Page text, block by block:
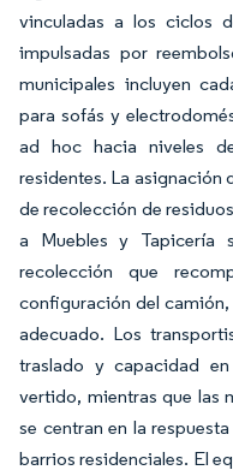
vinculadas a los ciclos
impulsadas por
municipales incluyen
para sofás y
ad hoc hacia niveles
residentes. La asignación
de recolección de
a Muebles y Tapicería
recolección que
configuración del
adecuado. Los
traslado y capacidad
vertido, mientras que las
se centran en la
barrios residenciales. El